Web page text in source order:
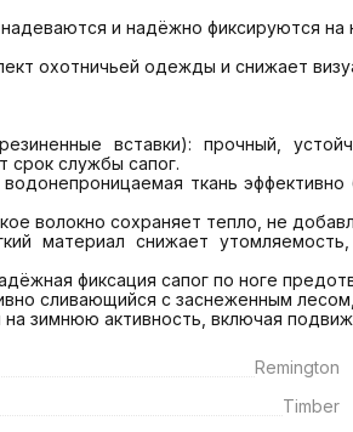
и надёжно фиксируются на
охотничьей одежды и снижает
срок службы сапог.
зимнюю активность, включая
Remington
Timber